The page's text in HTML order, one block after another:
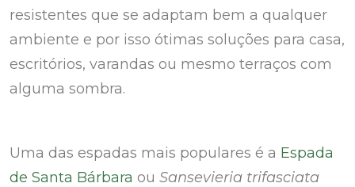
resistentes que se adaptam bem a qualquer
ambiente e por isso ótimas soluções para casa,
escritórios, varandas ou mesmo terraços com
alguma sombra.
Uma das espadas mais populares é a Espada
de Santa Bárbara ou Sansevieria trifasciata